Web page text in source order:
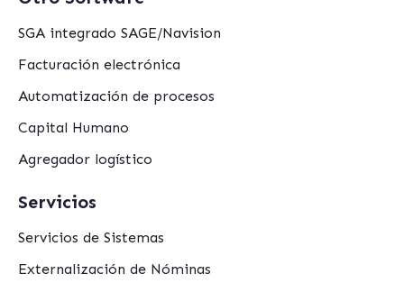
SGA integrado SAGE/Navision
Facturación electrónica
Automatización de procesos
Capital Humano
Agregador logístico
Servicios
Servicios de Sistemas
Externalización de Nóminas